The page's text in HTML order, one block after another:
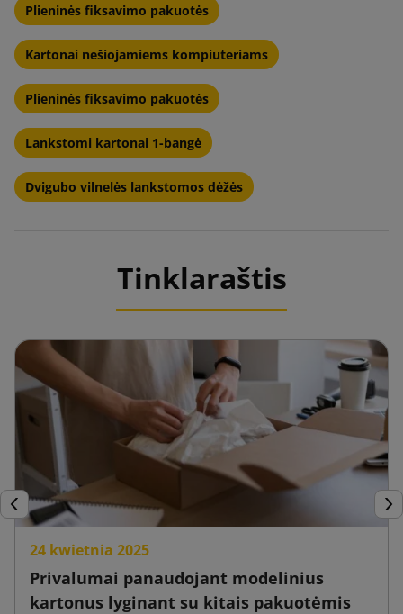
Plieninės fiksavimo pakuotės
Kartonai nešiojamiems kompiuteriams
Plieninės fiksavimo pakuotės
Lankstomi kartonai 1-bangė
Dvigubo vilnelės lankstomos dėžės
Tinklaraštis
Ankstesnis
24 kwietnia 2025
Privalumai panaudojant modelinius
kartonus lyginant su kitais pakuotėmis